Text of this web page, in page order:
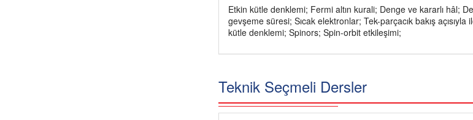
Etkin kütle denklemi; Fermi altın kurali; Denge ve kararlı hâl;
gevşeme süresi; Sıcak elektronlar; Tek-parçacık bakış
kütle denklemi; Spinors; Spin-orbit etkileşimi;
Teknik Seçmeli Dersler